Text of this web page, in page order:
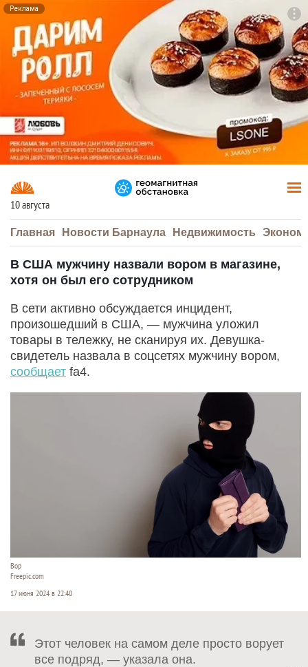
Реклама
10 августа
Главная Новости Барнаула Недвижимость
В США мужчину назвали вором в магазине,
хотя он был его сотрудником
В сети активно обсуждается инцидент,
произошедший в США, — мужчина уложил
товары в тележку, не сканируя их. Девушка-
свидетель назвала в соцсетях мужчину вором,
сообщает fa4.
Вор
Freepic.com
17 июня 2024 в 22:40
Этот человек на самом деле просто ворует
все подряд, — указала она.